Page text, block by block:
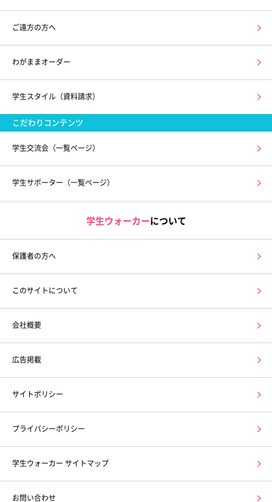
ご遠方の方へ
わがままオーダー
学生スタイル（資料請求）
こだわりコンテンツ
学生交流会（一覧ページ）
学生サポーター（一覧ページ）
学生ウォーカーについて
保護者の方へ
このサイトについて
会社概要
広告掲載
サイトポリシー
プライバシーポリシー
学生ウォーカー サイトマップ
お問い合わせ